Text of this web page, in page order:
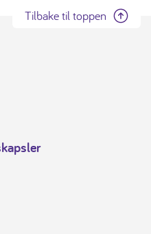
Tilbake til toppen